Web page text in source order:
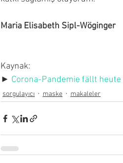
Maria Elisabeth Sipl-Wöginger
Kaynak:
► Corona-Pandemie fällt heute
sorgulayıcı maske makaleler